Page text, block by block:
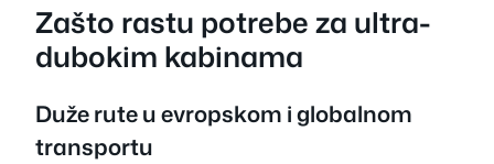
Zašto rastu potrebe za ultra-
dubokim kabinama
Duže rute u evropskom i globalnom
transportu